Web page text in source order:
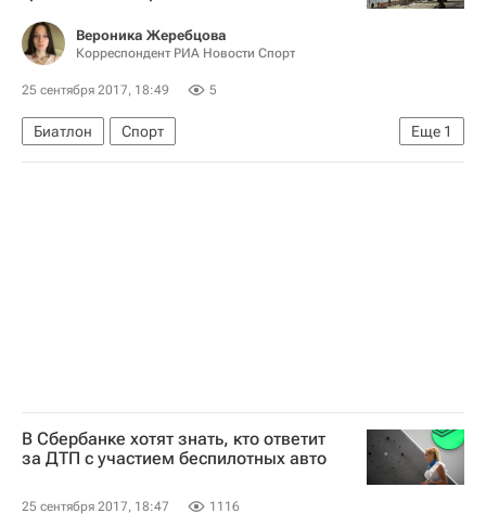
Вероника Жеребцова
Корреспондент РИА Новости Спорт
25 сентября 2017, 18:49 5
Еще 1
Биатлон
Спорт
Александр Логинов (биатлонист)
В Сбербанке хотят знать, кто ответит
за ДТП с участием беспилотных авто
25 сентября 2017, 18:47 1116